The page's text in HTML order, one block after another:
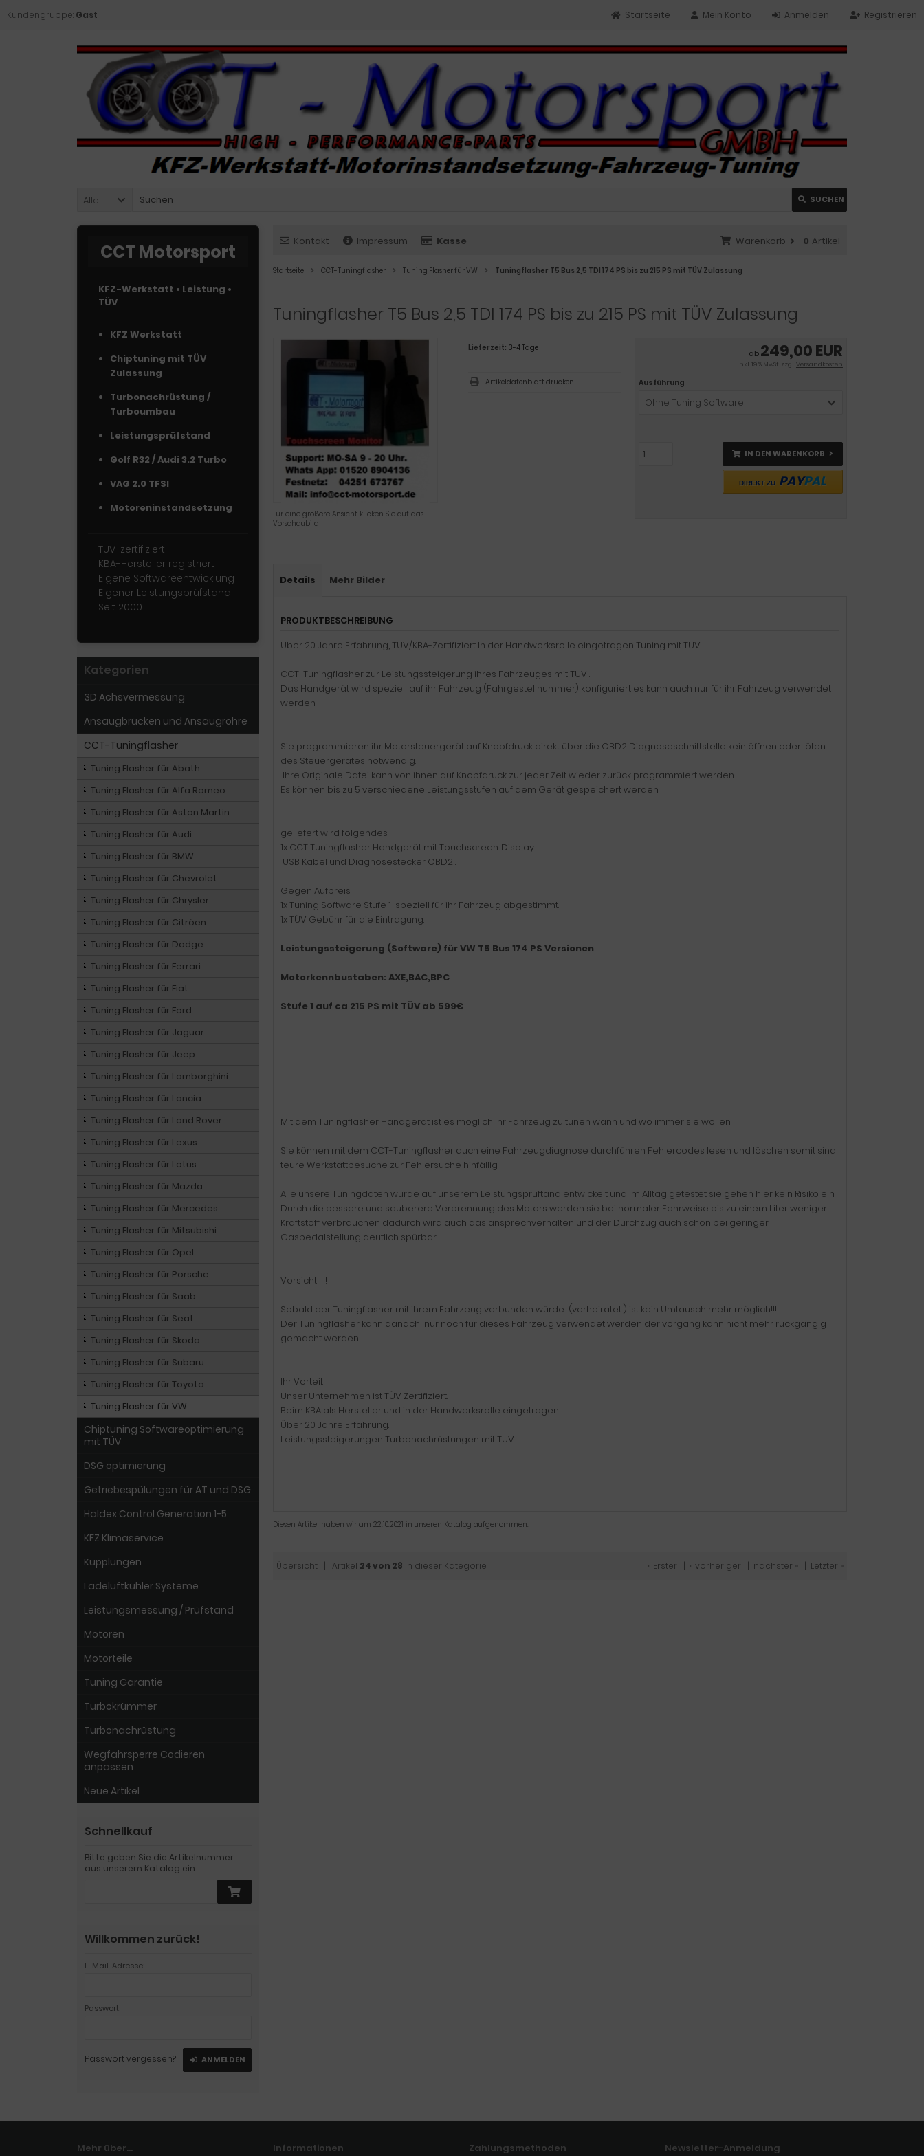
Kundengruppe: Gast Registrieren
Anmelden
Mein Konto
Startseite
Alle SUCHEN
Kontakt Impressum Kasse Warenkorb 0 Artikel
Startseite CCT-Tuningflasher Tuning Flasher für VW Tuningflasher T5 Bus 2,5 TDI 174 PS bis zu 215 PS mit TÜV Zulassung
Tuningflasher T5 Bus 2,5 TDI 174 PS bis zu 215 PS mit TÜV Zulassung
Für eine größere Ansicht klicken Sie auf das
Vorschaubild
ab 249,00 EUR
inkl. 19 % MwSt. zzgl.Versandkosten
Ausführung
Ohne Tuning Software
IN DEN WARENKORB
DIREKT ZU PAYPAL
Lieferzeit: 3-4 Tage
Artikeldatenblatt drucken
Details Mehr Bilder
PRODUKTBESCHREIBUNG
Über 20 Jahre Erfahrung, TÜV/KBA-Zertifiziert In der Handwerksrolle eingetragen Tuning mit TÜV
CCT-Tuningflasher zur Leistungssteigerung ihres Fahrzeuges mit TÜV .
Das Handgerät wird speziell auf ihr Fahrzeug (Fahrgestellnummer) konfiguriert es kann auch nur für ihr Fahrzeug verwendet
werden.
Sie programmieren ihr Motorsteuergerät auf Knopfdruck direkt über die OBD2 Diagnoseschnittstelle kein öffnen oder löten
des Steuergerätes notwendig.
Ihre Originale Datei kann von ihnen auf Knopfdruck zur jeder Zeit wieder zurück programmiert werden.
Es können bis zu 5 verschiedene Leistungsstufen auf dem Gerät gespeichert werden.
geliefert wird folgendes:
1x CCT Tuningflasher Handgerät mit Touchscreen. Display.
USB Kabel und Diagnosestecker OBD2 .
Gegen Aufpreis:
1x Tuning Software Stufe 1 speziell für ihr Fahrzeug abgestimmt.
1x TÜV Gebühr für die Eintragung.
Leistungssteigerung (Software) für VW T5 Bus 174 PS Versionen
Motorkennbustaben: AXE,BAC,BPC
Stufe 1 auf ca 215 PS mit TÜV ab 599€
Mit dem Tuningflasher Handgerät ist es möglich ihr Fahrzeug zu tunen wann und wo immer sie wollen.
Sie können mit dem CCT-Tuningflasher auch eine Fahrzeugdiagnose durchführen Fehlercodes lesen und löschen somit sind
teure Werkstattbesuche zur Fehlersuche hinfällig.
Alle unsere Tuningdaten wurde auf unserem Leistungsprüftand entwickelt und im Alltag getestet sie gehen hier kein Risiko ein.
Durch die bessere und sauberere Verbrennung des Motors werden sie bei normaler Fahrweise bis zu einem Liter weniger
Kraftstoff verbrauchen dadurch wird auch das ansprechverhalten und der Durchzug auch schon bei geringer
Gaspedalstellung deutlich spürbar.
Vorsicht !!!!
Sobald der Tuningflasher mit ihrem Fahrzeug verbunden würde (verheiratet ) ist kein Umtausch mehr möglich!!!.
Der Tuningflasher kann danach nur noch für dieses Fahrzeug verwendet werden der vorgang kann nicht mehr rückgängig
gemacht werden.
Ihr Vorteil:
Unser Unternehmen ist TÜV Zertifiziert.
Beim KBA als Hersteller und in der Handwerksrolle eingetragen.
Über 20 Jahre Erfahrung.
Leistungssteigerungen Turbonachrüstungen mit TÜV.
Diesen Artikel haben wir am 22.10.2021 in unseren Katalog aufgenommen.
Übersicht | Artikel 24 von 28 in dieser Kategorie « Erster « vorheriger nächster » Letzter »
CCT Motorsport
KFZ-Werkstatt • Leistung •
TÜV
KFZ Werkstatt
Chiptuning mit TÜV
Zulassung
Turbonachrüstung /
Turboumbau
Leistungsprüfstand
Golf R32 / Audi 3.2 Turbo
VAG 2.0 TFSI
Motoreninstandsetzung
TÜV-zertifiziert
KBA-Hersteller registriert
Eigene Softwareentwicklung
Eigener Leistungsprüfstand
Seit 2000
Kategorien
3D Achsvermessung
Ansaugbrücken und Ansaugrohre
CCT-Tuningflasher
Tuning Flasher für Abath
Tuning Flasher für Alfa Romeo
Tuning Flasher für Aston Martin
Tuning Flasher für Audi
Tuning Flasher für BMW
Tuning Flasher für Chevrolet
Tuning Flasher für Chrysler
Tuning Flasher für Citröen
Tuning Flasher für Dodge
Tuning Flasher für Ferrari
Tuning Flasher für Fiat
Tuning Flasher für Ford
Tuning Flasher für Jaguar
Tuning Flasher für Jeep
Tuning Flasher für Lamborghini
Tuning Flasher für Lancia
Tuning Flasher für Land Rover
Tuning Flasher für Lexus
Tuning Flasher für Lotus
Tuning Flasher für Mazda
Tuning Flasher für Mercedes
Tuning Flasher für Mitsubishi
Tuning Flasher für Opel
Tuning Flasher für Porsche
Tuning Flasher für Saab
Tuning Flasher für Seat
Tuning Flasher für Skoda
Tuning Flasher für Subaru
Tuning Flasher für Toyota
Tuning Flasher für VW
Chiptuning Softwareoptimierung
mit TÜV
DSG optimierung
Getriebespülungen für AT und DSG
Haldex Control Generation 1-5
KFZ Klimaservice
Kupplungen
Ladeluftkühler Systeme
Leistungsmessung / Prüfstand
Motoren
Motorteile
Tuning Garantie
Turbokrümmer
Turbonachrüstung
Wegfahrsperre Codieren
anpassen
Neue Artikel
Schnellkauf
Bitte geben Sie die Artikelnummer
aus unserem Katalog ein.
Willkommen zurück!
E-Mail-Adresse:
Passwort:
Passwort vergessen? ANMELDEN
Mehr über... Informationen Zahlungsmethoden Newsletter-Anmeldung